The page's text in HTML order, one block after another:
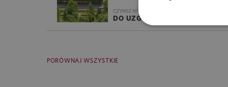
CZYNSZ M2
DO UZGODNIENIA
PORÓWNAJ WSZYSTKIE